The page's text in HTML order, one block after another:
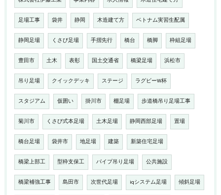
足場工事 袋井 静岡 木造建て方 ベトナム実習生配属
静岡足場 くさび足場 手摺先行 橋台 橋脚 枠組足場
豊田市 土木 表彰 国土交通省 橋梁足場 浜松市
吊り足場 クイックデッキ ステージ ラグビーW杯
スタジアム 仮囲い 掛川市 棚足場 歩道橋吊り足場工事
菊川市 くさび式本足場 土木足場 静岡西部足場 置場
橋台足場 袋井市 地足場 建築 新築住宅足場
橋梁上部工 型枠支保工 パイプ吊り足場 公共施設
橋梁補強工事 島田市 次世代足場 iqシステム足場 傾斜足場